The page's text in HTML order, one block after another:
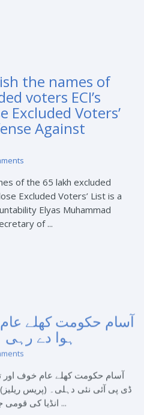
the names of
voters ECI’s
Excluded Voters’
Against
of the 65 lakh excluded
Excluded Voters’ List is a
Elyas Muhammad
of ...
آسام حکومت کھلے
ہوا دے
آسام حکومت کھلے عام خوف
ڈی پی آئی نئی دہلی۔ (پریس
انڈیا کی قومی جنرل سکریٹری محترمہ یاسمین ...